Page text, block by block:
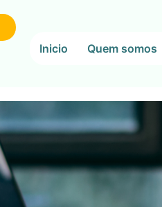
Inicio Quem somos